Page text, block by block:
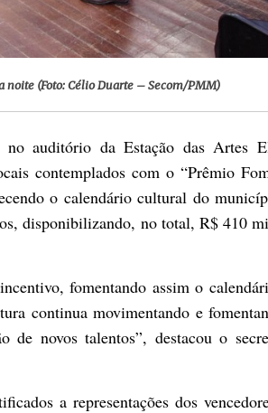
noite (Foto: Célio Duarte – Secom/PMM)
auditório da Estação das Artes
contemplados com o “Prêmio
o calendário cultural do
disponibilizando, no total, R$ 410
fomentando assim o
continua movimentando e
novos talentos”, destacou o
a representações dos